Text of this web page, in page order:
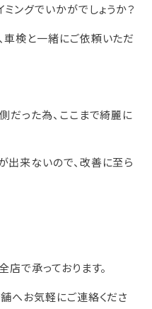
ングでいかがでしょうか？
車検と一緒にご依頼いただ
だった為、ここまで綺麗に
出来ないので、改善に至ら
店で承っております。
へお気軽にご連絡くださ